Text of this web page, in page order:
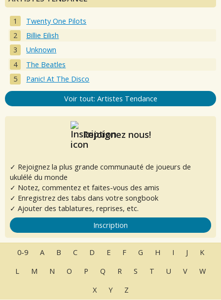
Twenty One Pilots
Billie Eilish
Unknown
The Beatles
Panic! At The Disco
Voir tout: Artistes Tendance
Rejoignez nous!
✓ Rejoignez la plus grande communauté de joueurs de
ukulélé du monde
✓ Notez, commentez et faites-vous des amis
✓ Enregistrez des tabs dans votre songbook
✓ Ajouter des tablatures, reprises, etc.
Inscription
0-9 A B C D E F G H I J
K
L
M N O P Q R S T U V
W
X
Y Z